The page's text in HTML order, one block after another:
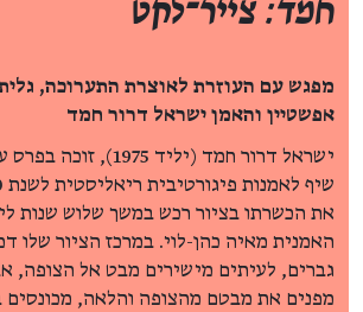
חמד: צייר־לקט
מפגש עם העוזרת לאוצרת התערוכה,
אפשטיין והאמן ישראל דרור חמד
ישראל דרור חמד (יליד
שיף לאמנות פיגורטיבית ריאליסטית לשנת 2020
את הכשרתו בציור רכש במשך שלוש שנות
האמנית מאיה כהן-לוי. במרכז הציור שלו
גברים, לעיתים מישירים מבט אל הצופה,
מפנים את מבטם מהצופה והלאה,